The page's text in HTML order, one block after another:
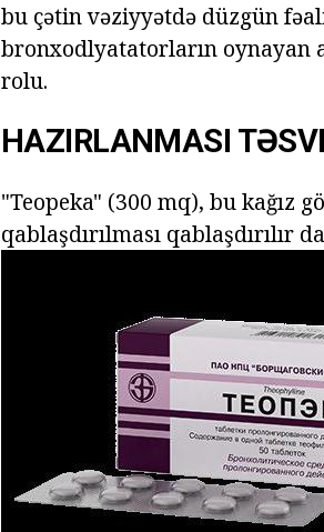
bu çətin vəziyyətdə düzgün
bronxodlyatatorların oynayan
rolu.
HAZIRLANMASI
"Teopeka" (300 mq), bu kağız
qablaşdırılması